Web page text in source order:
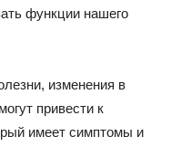
функции нашего
изменения в
привести к
имеет симптомы и